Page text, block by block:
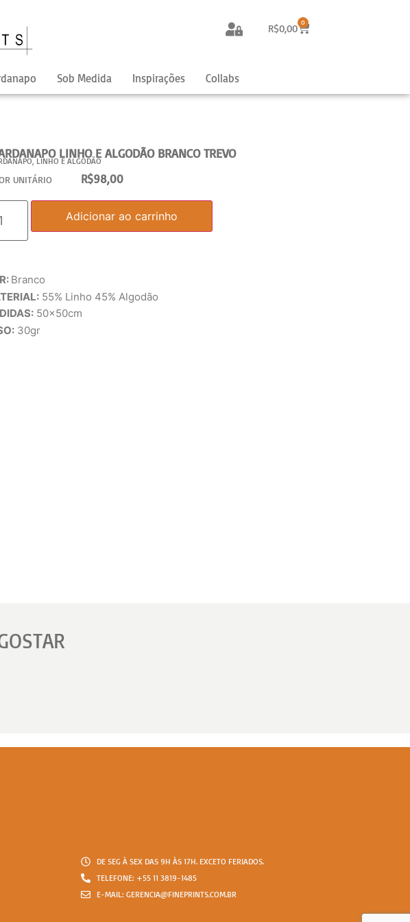
R$0,00 0
Sob Medida Inspirações Collabs
LINHO E ALGODÃO BRANCO TREVO
,LINHO E ALGODÃO
UNITÁRIO R$98,00
Adicionar ao carrinho
Branco
55% Linho 45% Algodão
50x50cm
30gr
DE SEG À SEX DAS 9H ÀS 17H. EXCETO FERIADOS.
TELEFONE: +55 11 3819-1485
E-MAIL: GERENCIA@FINEPRINTS.COM.BR